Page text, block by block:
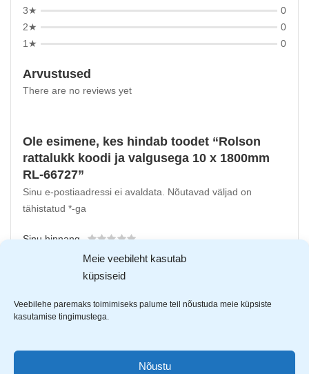
Meie veebileht kasutab
küpsiseid
Veebilehe paremaks toimimiseks palume teil nõustuda meie küpsiste
kasutamise tingimustega.
Nõustu
3★
0
2★
0
1★
0
Arvustused
There are no reviews yet
Ole esimene, kes hindab toodet “Rolson
rattalukk koodi ja valgusega 10 x 1800mm
RL-66727”
Sinu e-postiaadressi ei avaldata.
Nõutavad väljad on
tähistatud *-ga
Sinu hinnang
Sinu arvustus*